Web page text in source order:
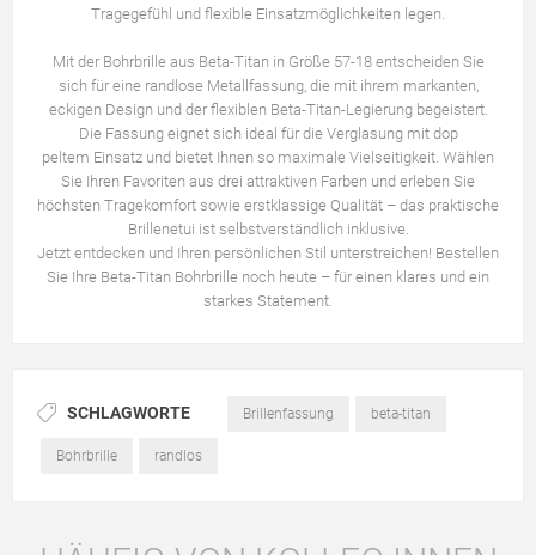
Tragegefühl und flexible Einsatzmöglichkeiten legen.
Mit der Bohrbrille aus Beta-Titan in Größe 57-18 entscheiden Sie
sich für eine randlose Metallfassung, die mit ihrem markanten,
eckigen Design und der flexiblen Beta-Titan-Legierung begeistert.
Die Fassung eignet sich ideal für die Verglasung mit dop
peltem Einsatz und bietet Ihnen so maximale Vielseitigkeit. Wählen
Sie Ihren Favoriten aus drei attraktiven Farben und erleben Sie
höchsten Tragekomfort sowie erstklassige Qualität – das praktische
Brillenetui ist selbstverständlich inklusive.
Jetzt entdecken und Ihren persönlichen Stil unterstreichen! Bestellen
Sie Ihre Beta-Titan Bohrbrille noch heute – für einen klares und ein
starkes Statement.
SCHLAGWORTE Brillenfassung beta-titan
Bohrbrille randlos